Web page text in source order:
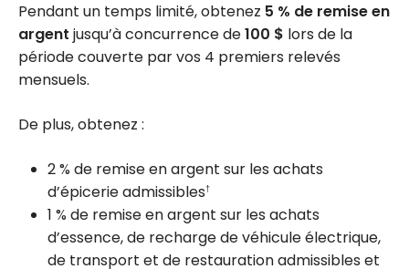
Pendant un temps limité, obtenez 5 % de remise en
argent jusqu’à concurrence de100 $ lors de la
période couverte par vos 4 premiers relevés
mensuels.
De plus, obtenez :
2 % de remise en argent sur les achats
d’épicerie admissibles†
1 % de remise en argent sur les achats
d’essence, de recharge de véhicule électrique,
de transport et de restauration admissibles et